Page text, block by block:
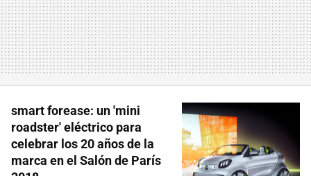
smart forease: un 'mini
roadster' eléctrico para
celebrar los 20 años de la
marca en el Salón de París